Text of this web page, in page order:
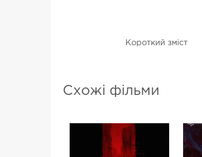
Короткий зміст
Схожі фільми